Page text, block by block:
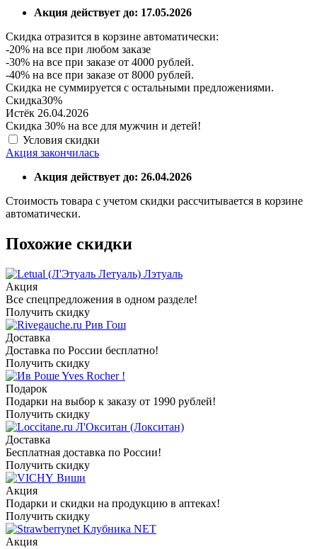
Акция действует до: 17.05.2026
Скидка отразится в корзине автоматически:
-20% на все при любом заказе
-30% на все при заказе от 4000 рублей.
-40% на все при заказе от 8000 рублей.
Скидка не суммируется с остальными предложениями.
Скидка30%
Истёк 26.04.2026
Скидка 30% на все для мужчин и детей!
Условия скидки
Акция закончилась
Акция действует до: 26.04.2026
Стоимость товара с учетом скидки рассчитывается в корзине
автоматически.
Похожие скидки
Лэтуаль
Акция
Все спецпредложения в одном разделе!
Получить скидку
Рив Гош
Доставка
Доставка по России бесплатно!
Получить скидку
Yves Rocher !
Подарок
Подарки на выбор к заказу от 1990 рублей!
Получить скидку
Л'Окситан (Локситан)
Доставка
Бесплатная доставка по России!
Получить скидку
Виши
Акция
Подарки и скидки на продукцию в аптеках!
Получить скидку
Клубника NET
Акция